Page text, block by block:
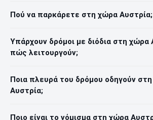
Πού να παρκάρετε στη χώρα Αυστρία;
Υπάρχουν δρόμοι με διόδια στη χώρα
πώς λειτουργούν;
Ποια πλευρά του δρόμου οδηγούν
Αυστρία;
Ποιο είναι το νόμισμα στη χώρα